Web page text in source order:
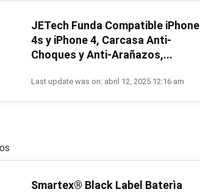
JETech Funda Compatible iPhone
4s y iPhone 4, Carcasa Anti-
Choques y Anti-Arañazos,...
Last update was on: abril 12, 2025 12:16 am
Smartex® Black Label Baterìa